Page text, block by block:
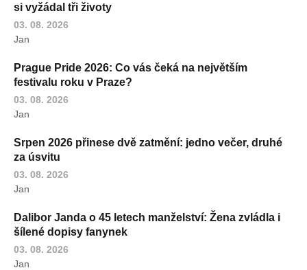
si vyžádal tři životy
03. 08. 2026
Jan
Prague Pride 2026: Co vás čeká na největším
festivalu roku v Praze?
03. 08. 2026
Jan
Srpen 2026 přinese dvě zatmění: jedno večer, druhé
za úsvitu
03. 08. 2026
Jan
Dalibor Janda o 45 letech manželství: Žena zvládla i
šílené dopisy fanynek
03. 08. 2026
Jan